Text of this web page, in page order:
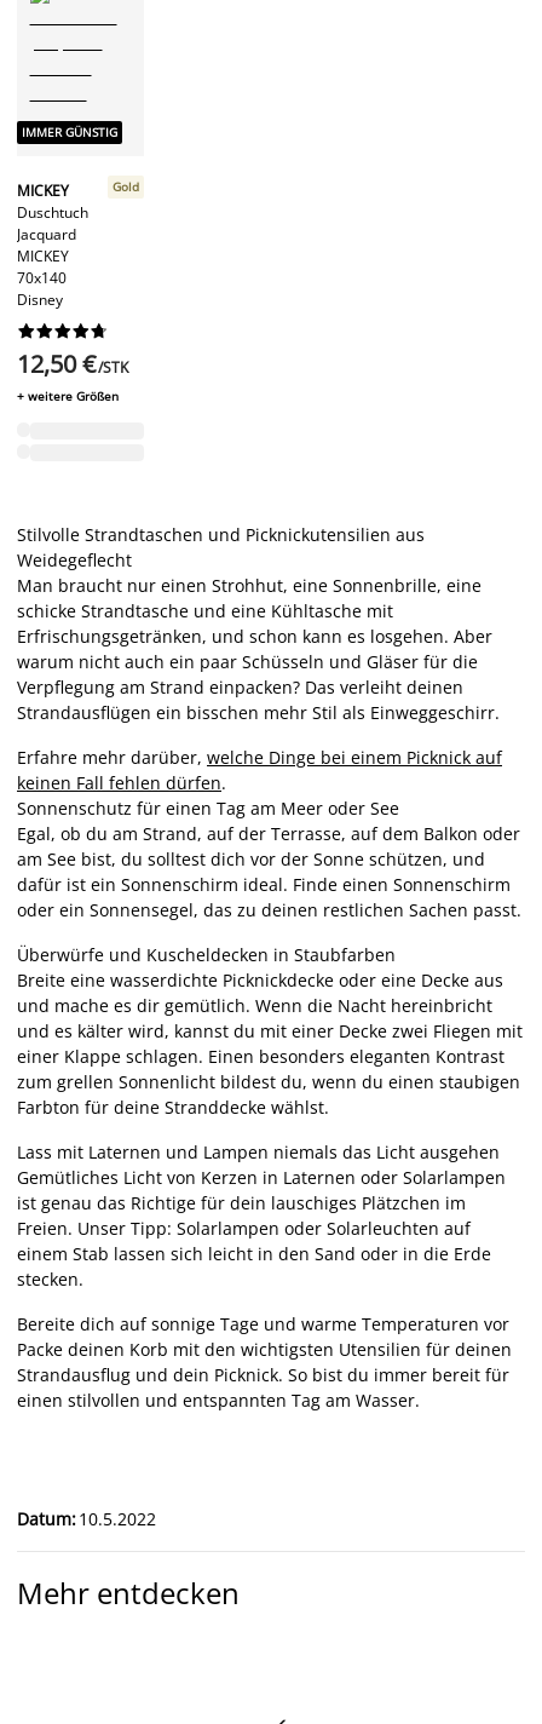
IMMER GÜNSTIG
MICKEY
Duschtuch
Jacquard
MICKEY
70x140
Disney
Gold






12,50 €/STK
+ weitere Größen
Stilvolle Strandtaschen und Picknickutensilien aus
Weidegeflecht
Man braucht nur einen Strohhut, eine Sonnenbrille, eine
schicke Strandtasche und eine Kühltasche mit
Erfrischungsgetränken, und schon kann es losgehen. Aber
warum nicht auch ein paar Schüsseln und Gläser für die
Verpflegung am Strand einpacken? Das verleiht deinen
Strandausflügen ein bisschen mehr Stil als Einweggeschirr.
Erfahre mehr darüber, welche Dinge bei einem Picknick auf
keinen Fall fehlen dürfen.
Sonnenschutz für einen Tag am Meer oder See
Egal, ob du am Strand, auf der Terrasse, auf dem Balkon oder
am See bist, du solltest dich vor der Sonne schützen, und
dafür ist ein Sonnenschirm ideal. Finde einen Sonnenschirm
oder ein Sonnensegel, das zu deinen restlichen Sachen passt.
Überwürfe und Kuscheldecken in Staubfarben
Breite eine wasserdichte Picknickdecke oder eine Decke aus
und mache es dir gemütlich. Wenn die Nacht hereinbricht
und es kälter wird, kannst du mit einer Decke zwei Fliegen mit
einer Klappe schlagen. Einen besonders eleganten Kontrast
zum grellen Sonnenlicht bildest du, wenn du einen staubigen
Farbton für deine Stranddecke wählst.
Lass mit Laternen und Lampen niemals das Licht ausgehen
Gemütliches Licht von Kerzen in Laternen oder Solarlampen
ist genau das Richtige für dein lauschiges Plätzchen im
Freien. Unser Tipp: Solarlampen oder Solarleuchten auf
einem Stab lassen sich leicht in den Sand oder in die Erde
stecken.
Bereite dich auf sonnige Tage und warme Temperaturen vor
Packe deinen Korb mit den wichtigsten Utensilien für deinen
Strandausflug und dein Picknick. So bist du immer bereit für
einen stilvollen und entspannten Tag am Wasser.
Datum:10.5.2022
Mehr entdecken